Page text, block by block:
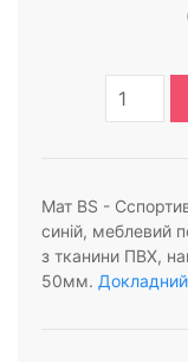
Мат BS -
синій, меблевий
з тканини ПВХ,
50мм.